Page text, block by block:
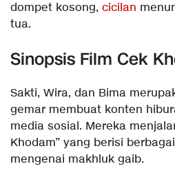
dompet kosong, cicilan
tua.
Sinopsis Film Cek
Sakti, Wira, dan Bima
gemar membuat konten
media sosial. Mereka
Khodam” yang berisi
mengenai makhluk gaib.